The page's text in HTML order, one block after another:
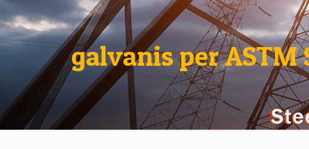
galvanis per ASTM